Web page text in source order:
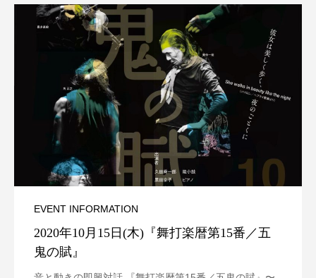
EVENT INFORMATION
2020年10月15日(木)『舞打楽暦第15番／五
鬼の賦』